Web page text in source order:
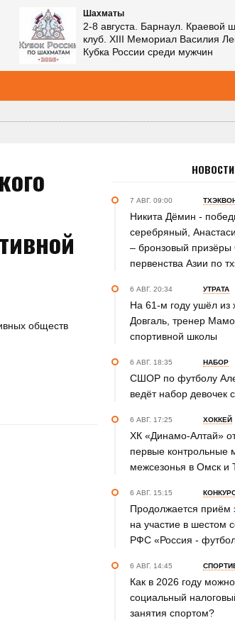
Шахматы
2-8 августа. Барнаул. Краевой
клуб. XIII Мемориал Василия
Кубка России среди мужчин
обществ
НОВОСТИ
7 АВГ. 09:00
Никита Дёмин -
серебряный,
– бронзовый призёры
первенства Азии по
6 АВГ. 20:34 УТРАТА
На 61-м году ушёл из
Довгаль, тренер
спортивной школы
6 АВГ. 18:35 НАБОР
СШОР по футболу
ведёт набор девочек
6 АВГ. 17:25 ХОККЕЙ
ХК «Динамо-Алтай»
первые контрольные
межсезонья в Омск и
6 АВГ. 15:15
Продолжается приём
на участие в шестом
РФС «Россия -
6 АВГ. 14:45
Как в 2026 году
социальный
занятия спортом?